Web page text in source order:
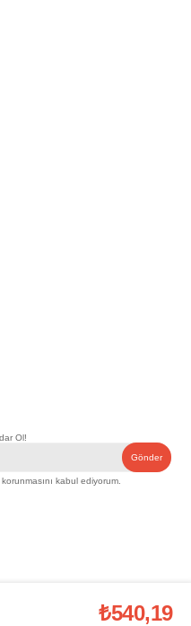
Ol!
Gönder
korunmasını kabul ediyorum.
. Tüm hakları saklıdır.
Web sitemizde yer alan
₺540,19